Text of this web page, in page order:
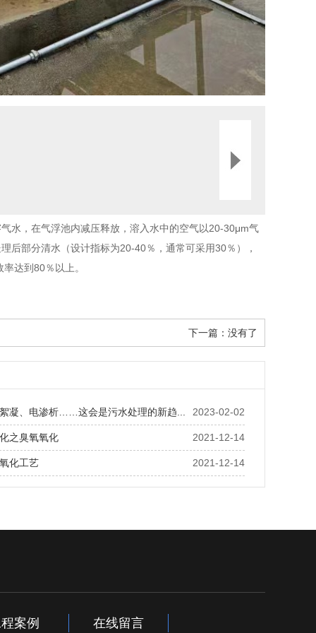
水，在气浮池内减压释放，溶入水中的空气以20-30μm气
后部分清水（设计指标为20-40％，通常可采用30％），
达到80％以上。
下一篇：没有了
2023-02-02
凝、电渗析……这会是污水处理的新趋...
2021-12-14
之臭氧氧化
2021-12-14
化工艺
案例 在线留言